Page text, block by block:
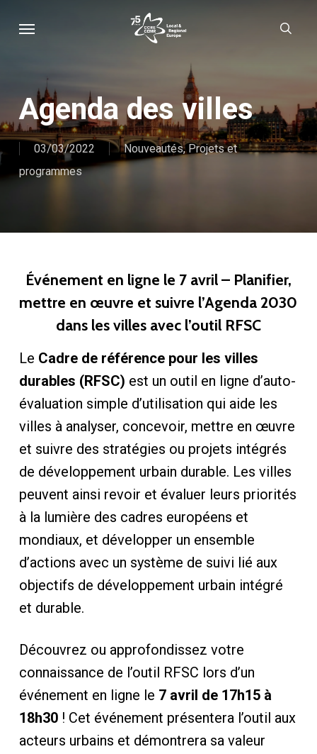
Agenda des villes
03/03/2022 Nouveautés,Projets et
programmes
Événement en ligne le 7 avril – Planifier,
mettre en œuvre et suivre l’Agenda 2030
dans les villes avec l’outil RFSC
Le Cadre de référence pour les villes
durables (RFSC) est un outil en ligne d’auto-
évaluation simple d’utilisation qui aide les
villes à analyser, concevoir, mettre en œuvre
et suivre des stratégies ou projets intégrés
de développement urbain durable. Les villes
peuvent ainsi revoir et évaluer leurs priorités
à la lumière des cadres européens et
mondiaux, et développer un ensemble
d’actions avec un système de suivi lié aux
objectifs de développement urbain intégré
et durable.
Découvrez ou approfondissez votre
connaissance de l’outil RFSC lors d’un
événement en ligne le 7 avril de 17h15 à
18h30! Cet événement présentera l’outil aux
acteurs urbains et démontrera sa valeur